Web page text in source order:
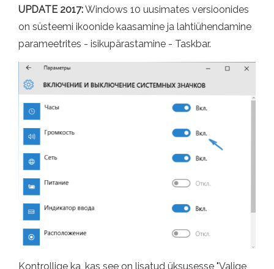
UPDATE 2017:Windows 10 uusimates versioonides
on süsteemi ikoonide kaasamine ja lahtiühendamine
parameetrites - isikupärastamine - Taskbar.
Kontrollige ka, kas see on lisatud üksusesse "Valige